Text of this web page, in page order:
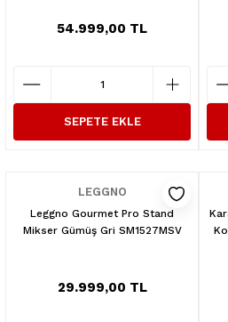
54.999,00 TL
SEPETE EKLE
LEGGNO
Leggno Gourmet Pro Stand
Mikser Gümüş Gri SM1527MSV
29.999,00 TL